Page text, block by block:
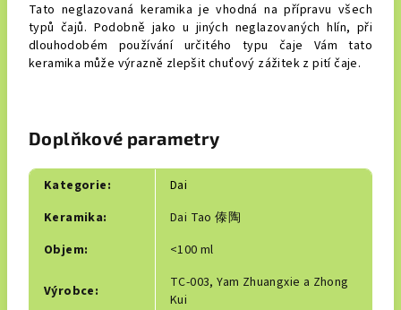
Tato neglazovaná keramika je vhodná na přípravu všech
typů čajů. Podobně jako u jiných neglazovaných hlín, při
dlouhodobém používání určitého typu čaje Vám tato
keramika může výrazně zlepšit chuťový zážitek z pití čaje.
Doplňkové parametry
Kategorie:
Dai
Keramika:
Dai Tao 傣陶
Objem: <100 ml
Výrobce:
TC-003, Yam Zhuangxie a Zhong
Kui